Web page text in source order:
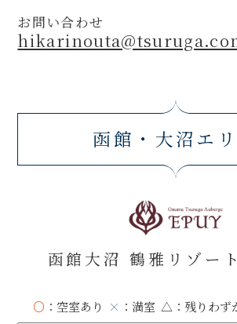
お問い合わせ
函館・大沼エ
函館大沼 鶴雅リゾー
○ ：空室あり × ：満室 △ ：残りわず